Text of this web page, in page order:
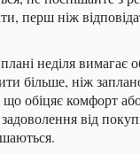
перш ніж
неділя вимагає
більше, ніж
обіцяє комфорт
від